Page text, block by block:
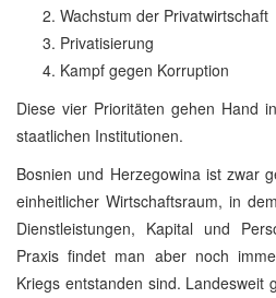
Wachstum der Privatwirtschaft
Privatisierung
Kampf gegen Korruption
Diese vier Prioritäten gehen Hand
staatlichen Institutionen.
Bosnien und Herzegowina ist zwar
einheitlicher Wirtschaftsraum, in
Dienstleistungen, Kapital und
Praxis findet man aber noch
Kriegs entstanden sind. Landesweit